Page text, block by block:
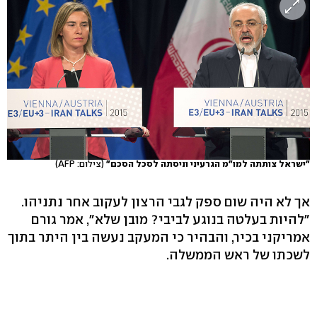
"ישראל צותתה למו"מ הגרעיני וניסתה לסכל הסכם" (צילום: AFP)
אך לא היה שום ספק לגבי הרצון לעקוב אחר נתניהו.
"להיות בעלטה בנוגע לביבי? מובן שלא", אמר גורם
אמריקני בכיר, והבהיר כי המעקב נעשה בין היתר בתוך
לשכתו של ראש הממשלה.